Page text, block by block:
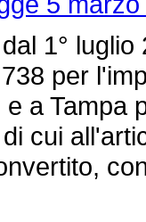
1° luglio
per
a Tampa
cui